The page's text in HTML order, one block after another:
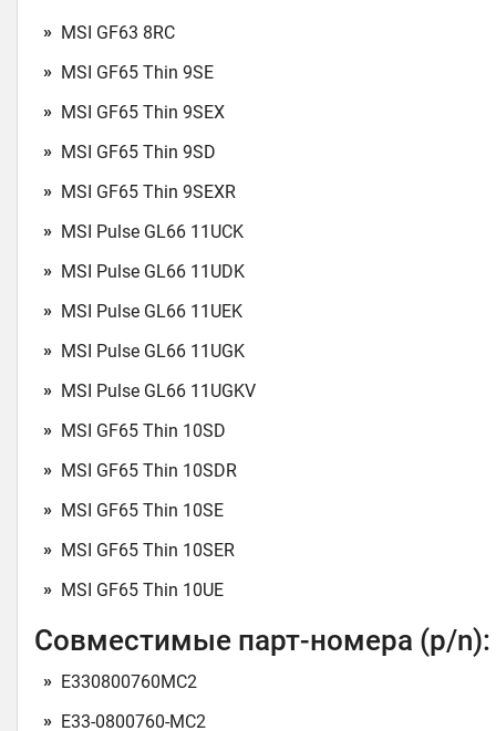
MSI GF63 8RC
MSI GF65 Thin 9SE
MSI GF65 Thin 9SEX
MSI GF65 Thin 9SD
MSI GF65 Thin 9SEXR
MSI Pulse GL66 11UCK
MSI Pulse GL66 11UDK
MSI Pulse GL66 11UEK
MSI Pulse GL66 11UGK
MSI Pulse GL66 11UGKV
MSI GF65 Thin 10SD
MSI GF65 Thin 10SDR
MSI GF65 Thin 10SE
MSI GF65 Thin 10SER
MSI GF65 Thin 10UE
Совместимые парт-номера (p/n):
E330800760MC2
E33-0800760-MC2